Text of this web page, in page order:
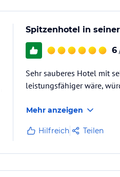
Spitzenhotel in
6
Sehr sauberes Hotel mit
leistungsfähiger wäre,
Mehr anzeigen
Hilfreich Teilen